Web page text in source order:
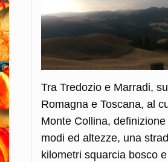
Tra Tredozio e Marradi,
Romagna e Toscana, al
Monte Collina,
modi ed altezze, una
kilometri squarcia bosco